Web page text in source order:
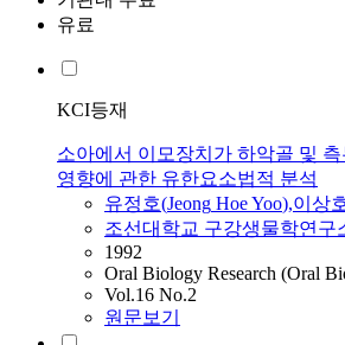
유료
KCI등재
소아에서 이모장치가 하악골 및
영향에 관한 유한요소법적 분석
유정호(Jeong HoeYoo),이상
조선대학교 구강생물학연구
1992
Oral Biology Research (Oral
Vol.16 No.2
원문보기